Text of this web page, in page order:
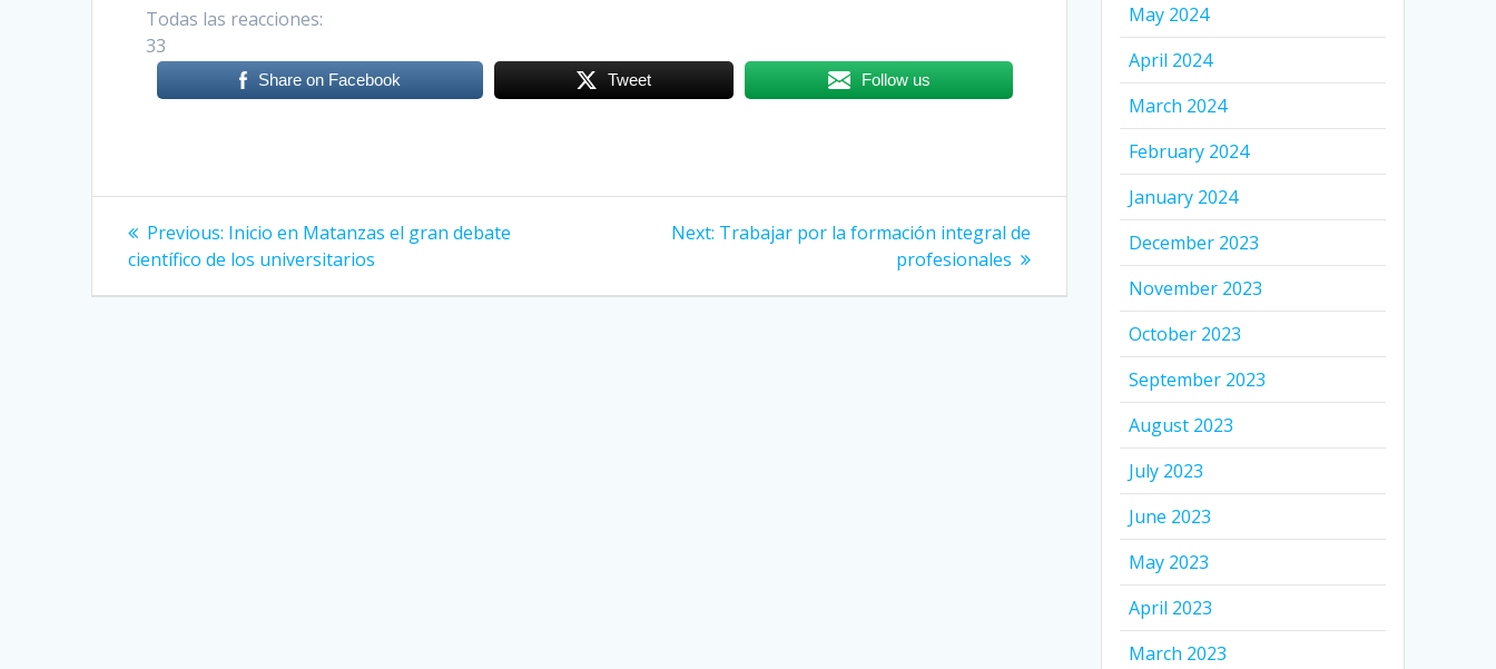
Todas las reacciones:
33
Share on Facebook Tweet Follow us
Post
navigation
Previous: Previous
post:
Inicio en Matanzas el gran debate
científico de los universitarios
Next: Next
Trabajar por la formación integral de
profesionales
May 2024
April 2024
March 2024
February 2024
January 2024
December 2023
November 2023
October 2023
September 2023
August 2023
July 2023
June 2023
May 2023
April 2023
March 2023